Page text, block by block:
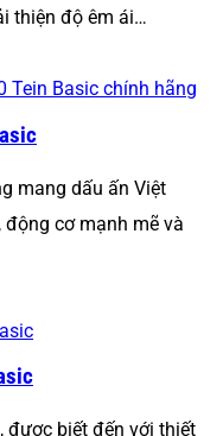
thiện độ êm ái…
mang dấu ấn Việt
cơ mạnh mẽ và
được biết đến với thiết